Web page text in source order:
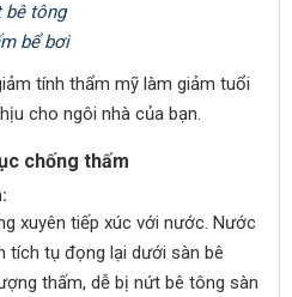
bê tông
bể bơi
tính thẩm mỹ làm giảm tuổi
cho ngôi nhà của bạn.
chống thấm
xuyên tiếp xúc với nước. Nước
tích tụ đọng lại dưới sàn bê
thấm, dễ bị nứt bê tông sàn